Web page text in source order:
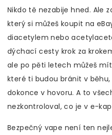
Nikdo tě nezabije hned. Ale
který si můžeš koupit na
diacetylem nebo
dýchací cesty krok za
ale po pěti letech můžeš
které ti budou bránit v
dokonce v hovoru. A to
nezkontroloval, co je v e-
Bezpečný vape není ten